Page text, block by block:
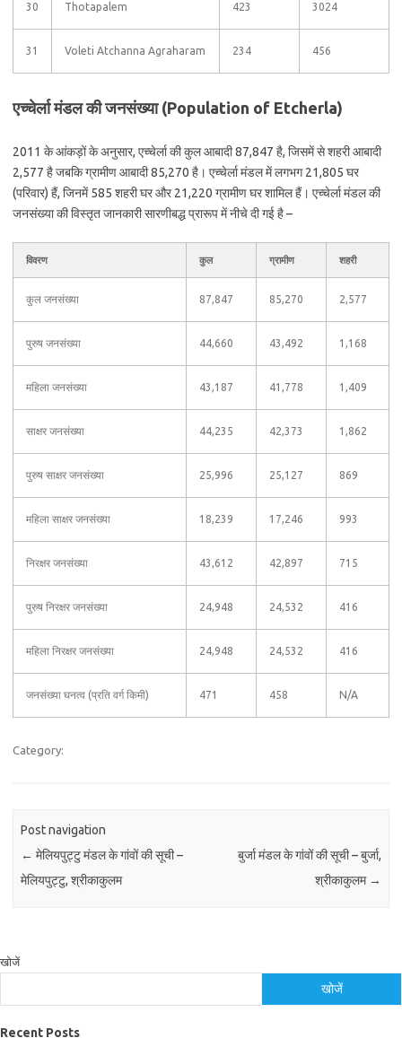
30 Thotapalem 423 3024
31 Voleti Atchanna Agraharam 234 456
एच्चेर्ला मंडल की जनसंख्या (Population of Etcherla)
2011 के आंकड़ों के अनुसार, एच्चेर्ला की कुल आबादी 87,847 है, जिसमें से शहरी आबादी
2,577 है जबकि ग्रामीण आबादी 85,270 है। एच्चेर्ला मंडल में लगभग 21,805 घर
(परिवार) हैं, जिनमें 585 शहरी घर और 21,220 ग्रामीण घर शामिल हैं। एच्चेर्ला मंडल की
जनसंख्या की विस्तृत जानकारी सारणीबद्ध प्रारूप में नीचे दी गई है –
विवरण कुल ग्रामीण शहरी
कुल जनसंख्या 87,847 85,270 2,577
पुरुष जनसंख्या 44,660 43,492 1,168
महिला जनसंख्या 43,187 41,778 1,409
साक्षर जनसंख्या 44,235 42,373 1,862
पुरुष साक्षर जनसंख्या 25,996 25,127 869
महिला साक्षर जनसंख्या 18,239 17,246 993
निरक्षर जनसंख्या 43,612 42,897 715
पुरुष निरक्षर जनसंख्या 24,948 24,532 416
महिला निरक्षर जनसंख्या 24,948 24,532 416
जनसंख्या घनत्व (प्रति वर्ग किमी) 471 458 N/A
Category:
Post navigation
← मेलियपुट्टु मंडल के गांवों की सूची –
मेलियपुट्टु, श्रीकाकुलम
बुर्जा मंडल के गांवों की सूची – बुर्जा,
श्रीकाकुलम →
खोजें
खोजें
Recent Posts